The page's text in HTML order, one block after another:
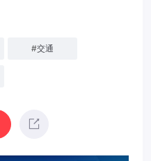
#交通